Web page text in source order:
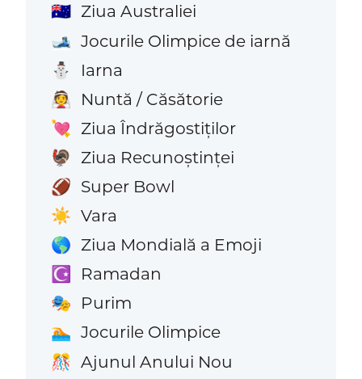
🇦🇺 Ziua Australiei
🎿 Jocurile Olimpice de iarnă
⛄ Iarna
👰 Nuntă / Căsătorie
💘 Ziua Îndrăgostiților
🦃 Ziua Recunoștinței
🏈 Super Bowl
☀️ Vara
🌎 Ziua Mondială a Emoji
☪️ Ramadan
🎭 Purim
🏊 Jocurile Olimpice
🎊 Ajunul Anului Nou